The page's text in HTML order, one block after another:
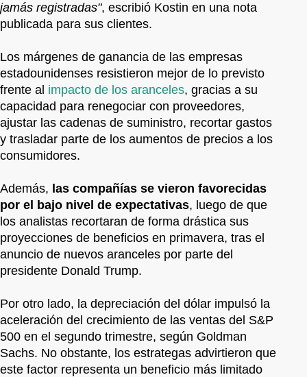
jamás registradas", escribió Kostin en una nota
publicada para sus clientes.
Los márgenes de ganancia de las empresas
estadounidenses resistieron mejor de lo previsto
frente al impacto de los aranceles, gracias a su
capacidad para renegociar con proveedores,
ajustar las cadenas de suministro, recortar gastos
y trasladar parte de los aumentos de precios a los
consumidores.
Además, las compañías se vieron favorecidas
por el bajo nivel de expectativas, luego de que
los analistas recortaran de forma drástica sus
proyecciones de beneficios en primavera, tras el
anuncio de nuevos aranceles por parte del
presidente Donald Trump.
Por otro lado, la depreciación del dólar impulsó la
aceleración del crecimiento de las ventas del S&P
500 en el segundo trimestre, según Goldman
Sachs. No obstante, los estrategas advirtieron que
este factor representa un beneficio más limitado